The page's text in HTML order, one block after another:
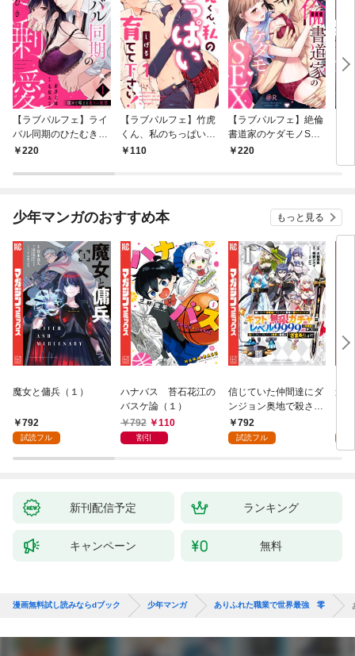
【ラブパルフェ】ライ
バル同期のひたむき過
剰愛～深々と咥える重
220
【ラブパルフェ】竹虎
くん、私のちっぱい育
てて下さい！ 1
110
【ラブパルフェ】絶倫
書道家のケダモノSEX
～雇い主が朝まで離し
220
絶
少年マンガのおすすめ本 もっと見る
魔女と傭兵（１）
792
試読フル
ハナバス 苔石花江の
バスケ論（１）
792
110
割引
信じていた仲間達にダ
ンジョン奥地で殺され
かけたがギフト『無限
ガチャ』でレベル９９
（１）
792
試読フル
追
強
～
新刊配信予定 ランキング
キャンペーン 無料
漫画無料試し読みならdブック 少年マンガ ありふれた職業で世界最強 零